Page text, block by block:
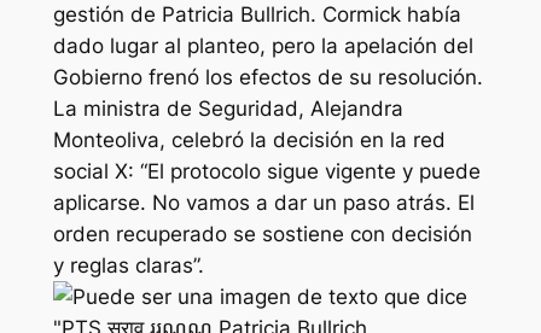
gestión de Patricia Bullrich. Cormick había
dado lugar al planteo, pero la apelación del
Gobierno frenó los efectos de su resolución.
La ministra de Seguridad, Alejandra
Monteoliva, celebró la decisión en la red
social X: “El protocolo sigue vigente y puede
aplicarse. No vamos a dar un paso atrás. El
orden recuperado se sostiene con decisión
y reglas claras”.